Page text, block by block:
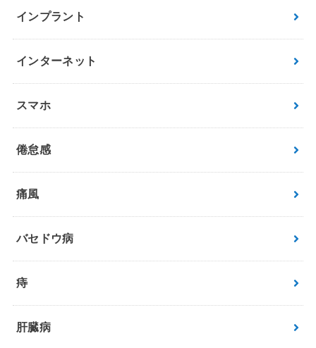
インプラント
インターネット
スマホ
倦怠感
痛風
バセドウ病
痔
肝臓病